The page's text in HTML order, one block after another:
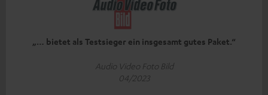
„… bietet als Testsieger ein insgesamt gutes Paket.“
Audio Video Foto Bild
04/2023